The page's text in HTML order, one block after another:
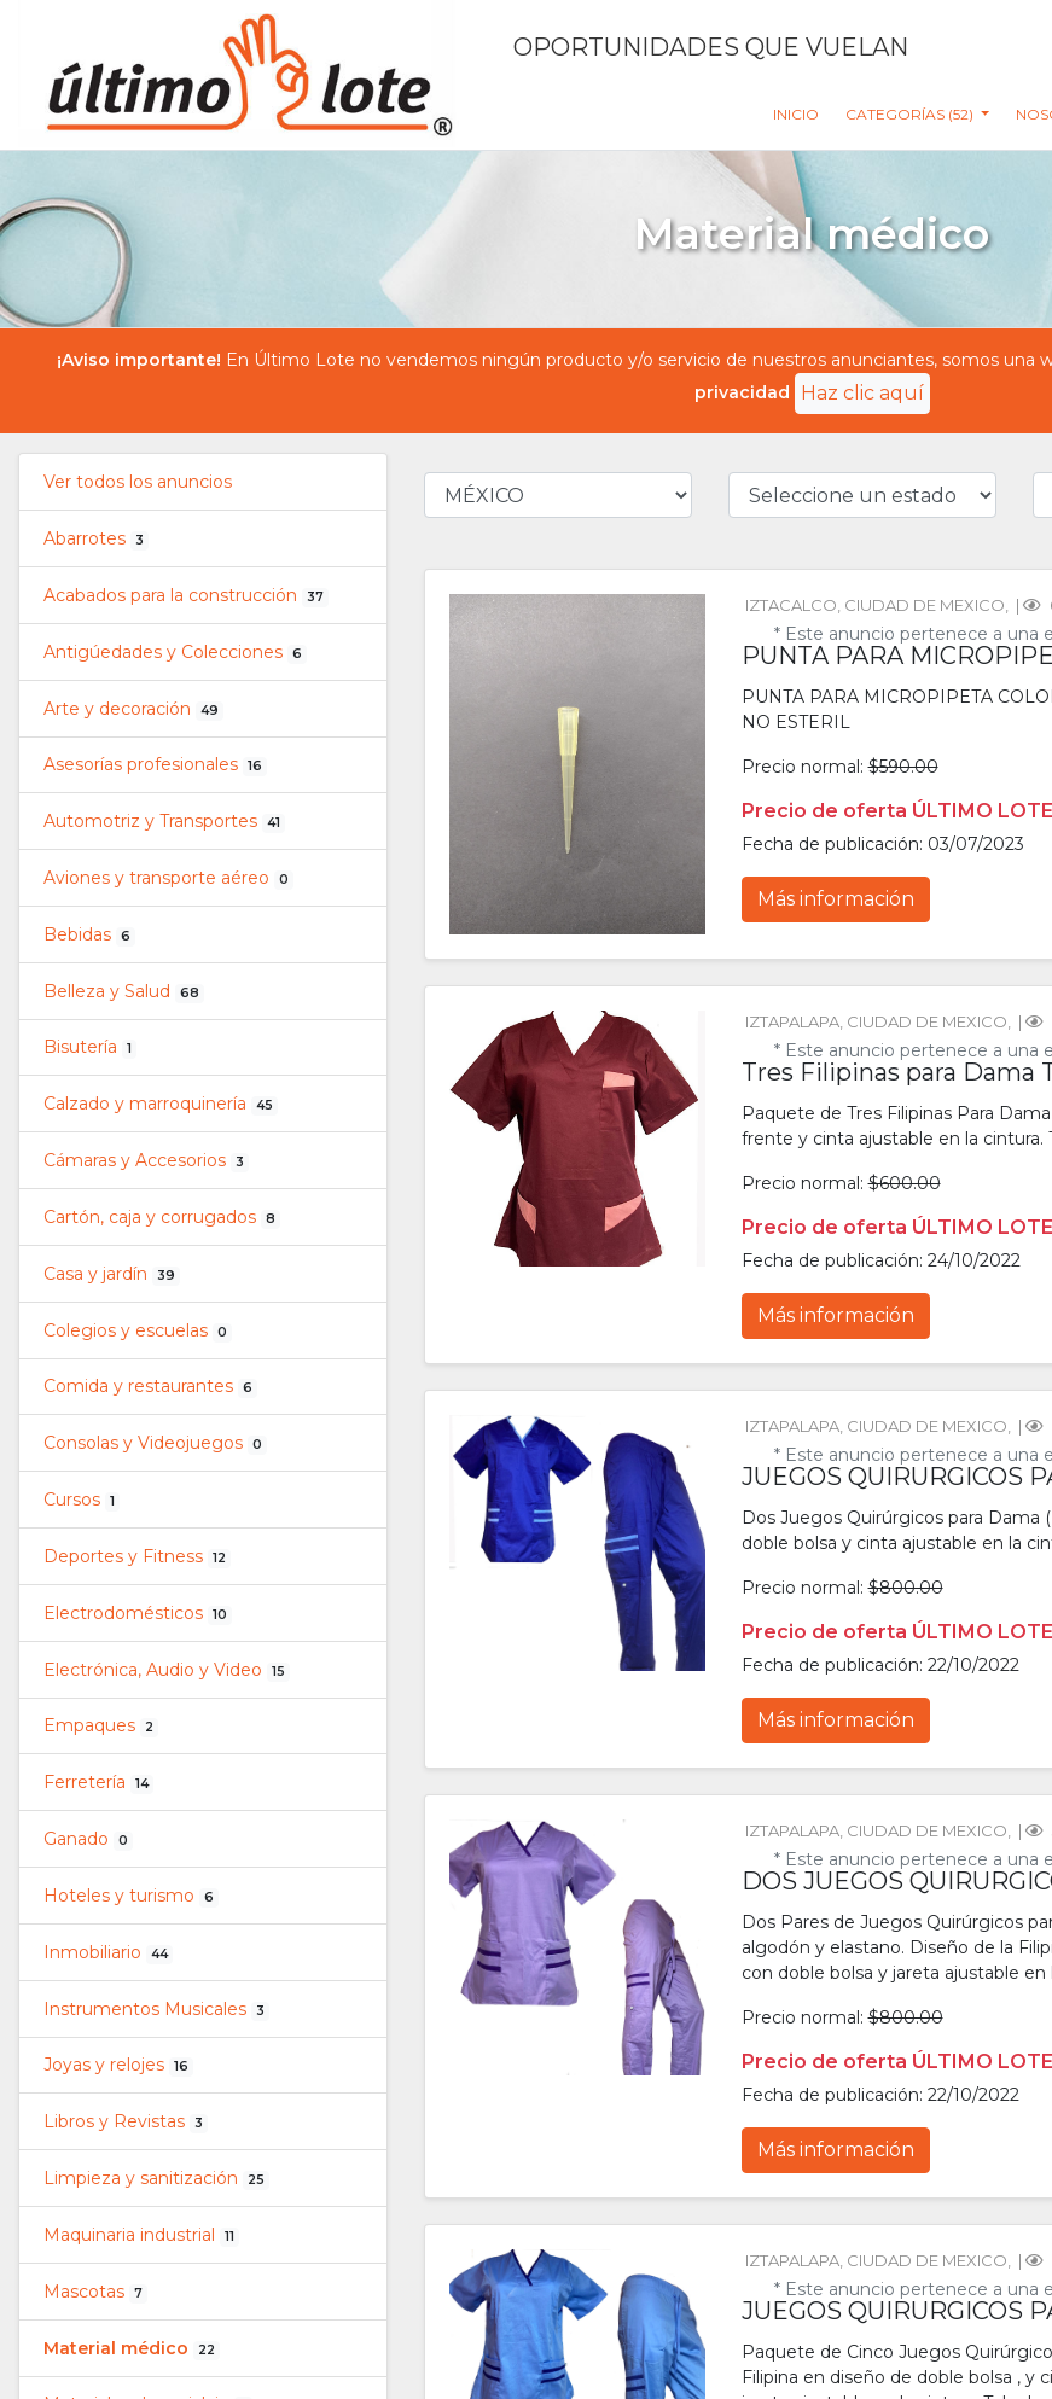
OPORTUNIDADES QUE VUELAN
INICIO CATEGORÍAS (52)
Material médico
¡Aviso importante! En Último Lote no vendemos ningún producto y/o servicio de nuestros anunciantes, somos una
privacidad
Haz clic aquí
Ver todos los anuncios
Abarrotes 3
Acabados para la construcción 37
Antigúedades y Colecciones 6
Arte y decoración 49
Asesorías profesionales 16
Automotriz y Transportes 41
Aviones y transporte aéreo 0
Bebidas 6
Belleza y Salud 68
Bisutería 1
Calzado y marroquinería 45
Cámaras y Accesorios 3
Cartón, caja y corrugados 8
Casa y jardín 39
Colegios y escuelas 0
Comida y restaurantes 6
Consolas y Videojuegos 0
Cursos 1
Deportes y Fitness 12
Electrodomésticos 10
Electrónica, Audio y Video 15
Empaques 2
Ferretería 14
Ganado 0
Hoteles y turismo 6
Inmobiliario 44
Instrumentos Musicales 3
Joyas y relojes 16
Libros y Revistas 3
Limpieza y sanitización 25
Maquinaria industrial 11
Mascotas 7
Material médico 22
IZTACALCO, CIUDAD DE MEXICO, |
* Este anuncio pertenece a una
PUNTA PARA
PUNTA PARA MICROPIPETA
NO ESTERIL
Precio normal:$590.00
Precio de oferta ÚLTIMO
Fecha de publicación: 03/07/2023
Más información
IZTAPALAPA, CIUDAD DE MEXICO, |
* Este anuncio pertenece a una
Tres Filipinas para Dama
Paquete de Tres Filipinas Para
frente y cinta ajustable en la cintura.
Precio normal:$600.00
Precio de oferta ÚLTIMO
Fecha de publicación: 24/10/2022
Más información
IZTAPALAPA, CIUDAD DE MEXICO, |
* Este anuncio pertenece a una
JUEGOS QUIRURGICOS
Dos Juegos Quirúrgicos para Dama
doble bolsa y cinta ajustable en la
Precio normal:$800.00
Precio de oferta ÚLTIMO
Fecha de publicación: 22/10/2022
Más información
IZTAPALAPA, CIUDAD DE MEXICO, |
* Este anuncio pertenece a una
DOS JUEGOS
Dos Pares de Juegos Quirúrgicos
algodón y elastano. Diseño de la
con doble bolsa y jareta ajustable en
Precio normal:$800.00
Precio de oferta ÚLTIMO
Fecha de publicación: 22/10/2022
Más información
IZTAPALAPA, CIUDAD DE MEXICO, |
* Este anuncio pertenece a una
JUEGOS QUIRURGICOS
Paquete de Cinco Juegos
Filipina en diseño de doble bolsa , y